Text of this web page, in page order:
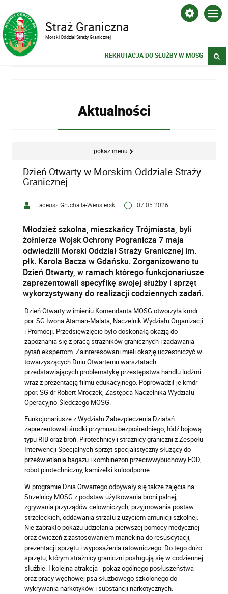
Straż Graniczna
Morski Oddział Straży Granicznej
REKRUTACJA DO SŁUŻBY W MOSG
Aktualności
pokaż menu
Dzień Otwarty w Morskim Oddziale Straży
Granicznej
Tadeusz Gruchalla-Wensierski 07.05.2026
Młodzież szkolna, mieszkańcy Trójmiasta, byli
żołnierze Wojsk Ochrony Pogranicza 7 maja
odwiedzili Morski Oddział Straży Granicznej im.
płk. Karola Bacza w Gdańsku. Zorganizowano tu
Dzień Otwarty, w ramach którego funkcjonariusze
zaprezentowali specyfikę swojej służby i sprzęt
wykorzystywany do realizacji codziennych zadań.
Dzień Otwarty w imieniu Komendanta MOSG otworzyła kmdr
por. SG Iwona Ataman-Malata, Naczelnik Wydziału Organizacji
i Promocji. Przedsięwzięcie było doskonałą okazją do
zapoznania się z pracą strażników granicznych i zadawania
pytań ekspertom. Zainteresowani mieli okazję uczestniczyć w
towarzyszących Dniu Otwartemu warsztatach
przedstawiających problematykę przestępstwa handlu ludźmi
wraz z prezentacją filmu edukacyjnego. Poprowadził je kmdr
ppor. SG dr Robert Mroczek, Zastępca Naczelnika Wydziału
Operacyjno-Śledczego MOSG.
Funkcjonariusze z Wydziału Zabezpieczenia Działań
zaprezentowali środki przymusu bezpośredniego, łódź bojową
typu RIB oraz broń. Pirotechnicy i strażnicy graniczni z Zespołu
Interwencji Specjalnych sprzęt specjalistyczny służący do
prześwietlania bagażu i kombinezon przeciwwybuchowy EOD,
robot pirotechniczny, kamizelki kuloodporne.
W programie Dnia Otwartego odbywały się także zajęcia na
Strzelnicy MOSG z podstaw użytkowania broni palnej,
zgrywania przyrządów celowniczych, przyjmowania postaw
strzeleckich, oddawania strzału z użyciem amunicji szkolnej.
Nie zabrakło pokazu udzielania pierwszej pomocy medycznej
oraz ćwiczeń z zastosowaniem manekina do resuscytacji,
prezentacji sprzętu i wyposażenia ratowniczego. Do tego dużo
sprzętu, którym strażnicy graniczni posługują się w codziennej
służbie. I kolejna atrakcja - pokaz ogólnego posłuszeństwa
oraz pracy węchowej psa służbowego szkolonego do
wykrywania narkotyków i substancji narkotycznych.